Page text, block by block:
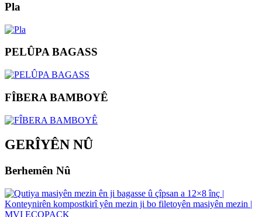
Pla
PELÛPA BAGASS
FÎBERA BAMBOYÊ
GERÎYÊN NÛ
Berhemên Nû